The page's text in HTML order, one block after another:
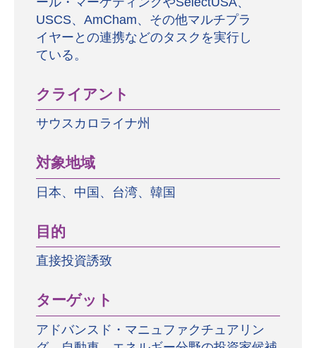
USCS、AmCham、その他マルチプラ
イヤーとの連携などのタスクを実行し
ている。
クライアント
サウスカロライナ州
対象地域
日本、中国、台湾、韓国
目的
直接投資誘致
ターゲット
アドバンスド・マニュファクチュアリン